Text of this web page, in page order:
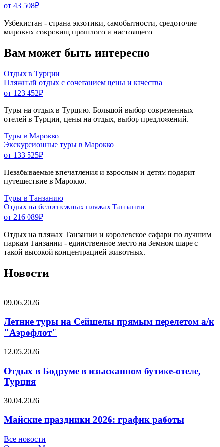
от 43 508₽
Узбекистан - страна экзотики, самобытности, средоточие
мировых сокровищ прошлого и настоящего.
Вам может быть интересно
Отдых в Турции
Пляжный отдых с сочетанием цены и качества
от 123 452₽
Туры на отдых в Турцию. Большой выбор современных
отелей в Турции, цены на отдых, выбор предложений.
Туры в Марокко
Экскурсионные туры в Марокко
от 133 525₽
Незабываемые впечатления и взрослым и детям подарит
путешествие в Марокко.
Туры в Танзанию
Отдых на белоснежных пляжах Танзании
от 216 089₽
Отдых на пляжах Танзании и королевское сафари по лучшим
паркам Танзании - единственное место на Земном шаре с
такой высокой концентрацией животных.
Новости
09.06.2026
Летние туры на Сейшелы прямым перелетом а/к
"Аэрофлот"
12.05.2026
Отдых в Бодруме в изысканном бутике-отеле,
Турция
30.04.2026
Майские праздники 2026: график работы
Все новости